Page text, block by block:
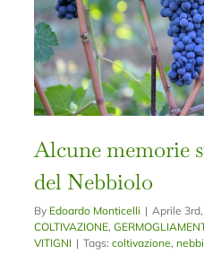
Alcune memorie
del Nebbiolo
By Edoardo Monticelli | Aprile
COLTIVAZIONE,
VITIGNI | Tags:coltivazione,